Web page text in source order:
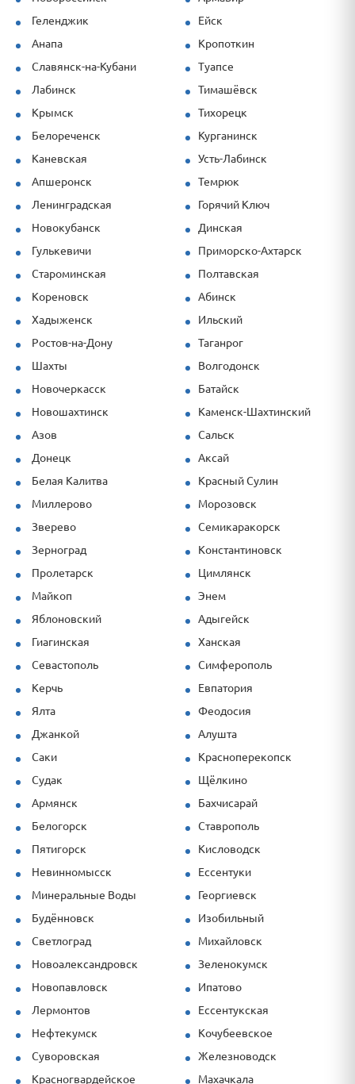
Геленджик
Ейск
Анапа
Кропоткин
Славянск-на-Кубани
Туапсе
Лабинск
Тимашёвск
Крымск
Тихорецк
Белореченск
Курганинск
Каневская
Усть-Лабинск
Апшеронск
Темрюк
Ленинградская
Горячий Ключ
Новокубанск
Динская
Гулькевичи
Приморско-Ахтарск
Староминская
Полтавская
Кореновск
Абинск
Хадыженск
Ильский
Ростов-на-Дону
Таганрог
Шахты
Волгодонск
Новочеркасск
Батайск
Новошахтинск
Каменск-Шахтинский
Азов
Сальск
Донецк
Аксай
Белая Калитва
Красный Сулин
Миллерово
Морозовск
Зверево
Семикаракорск
Зерноград
Константиновск
Пролетарск
Цимлянск
Майкоп
Энем
Яблоновский
Адыгейск
Гиагинская
Ханская
Севастополь
Симферополь
Керчь
Евпатория
Ялта
Феодосия
Джанкой
Алушта
Саки
Красноперекопск
Судак
Щёлкино
Армянск
Бахчисарай
Белогорск
Ставрополь
Пятигорск
Кисловодск
Невинномысск
Ессентуки
Минеральные Воды
Георгиевск
Будённовск
Изобильный
Светлоград
Михайловск
Новоалександровск
Зеленокумск
Новопавловск
Ипатово
Лермонтов
Ессентукская
Нефтекумск
Кочубеевское
Суворовская
Железноводск
Красногвардейское
Махачкала